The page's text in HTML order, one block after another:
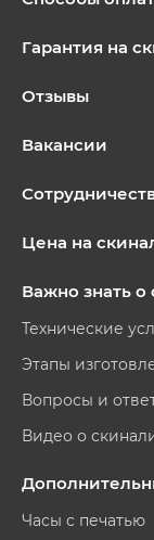
Гарантия на
Отзывы
Вакансии
Цена на
Важно знать о
Технические
Этапы
Вопросы и
Видео о
Часы с печатью